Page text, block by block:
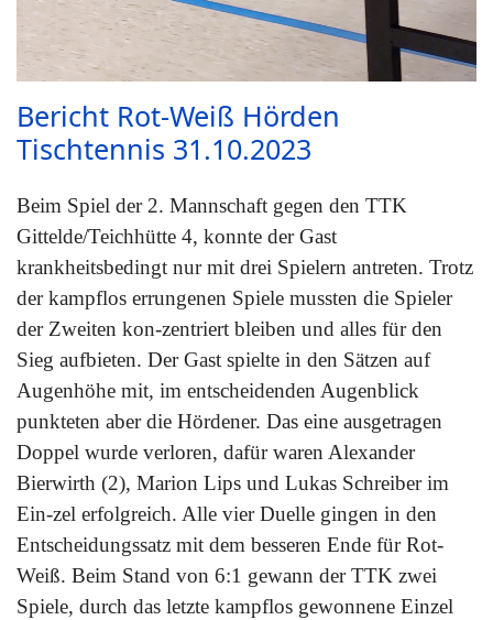
Bericht Rot-Weiß Hörden
Tischtennis 31.10.2023
Beim Spiel der 2. Mannschaft gegen den TTK
Gittelde/Teichhütte 4, konnte der Gast
krankheitsbedingt nur mit drei Spielern antreten. Trotz
der kampflos errungenen Spiele mussten die Spieler
der Zweiten kon-zentriert bleiben und alles für den
Sieg aufbieten. Der Gast spielte in den Sätzen auf
Augenhöhe mit, im entscheidenden Augenblick
punkteten aber die Hördener. Das eine ausgetragen
Doppel wurde verloren, dafür waren Alexander
Bierwirth (2), Marion Lips und Lukas Schreiber im
Ein-zel erfolgreich. Alle vier Duelle gingen in den
Entscheidungssatz mit dem besseren Ende für Rot-
Weiß. Beim Stand von 6:1 gewann der TTK zwei
Spiele, durch das letzte kampflos gewonnene Einzel